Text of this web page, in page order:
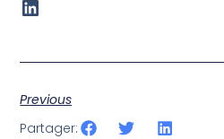
Previous
Partager: